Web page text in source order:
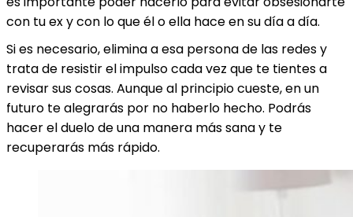
con tu ex y con lo que él o ella hace en su día a día.
Si es necesario, elimina a esa persona de las redes y
trata de resistir el impulso cada vez que te tientes a
revisar sus cosas. Aunque al principio cueste, en un
futuro te alegrarás por no haberlo hecho. Podrás
hacer el duelo de una manera más sana y te
recuperarás más rápido.